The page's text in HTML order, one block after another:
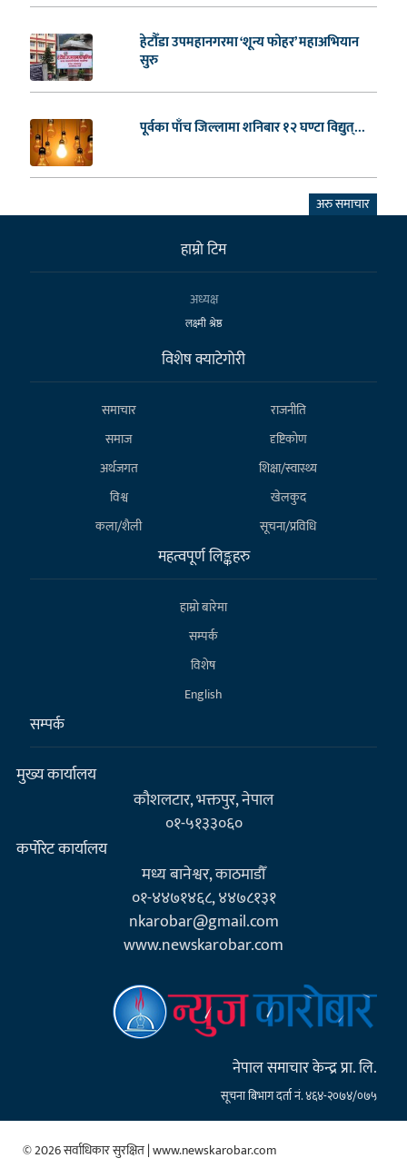
हेटौँडा उपमहानगरमा ‘शून्य फोहर’ महाअभियान
सुरु
पूर्वका पाँच जिल्लामा शनिबार १२ घण्टा विद्युत्...
अरु समाचार
हाम्राे टिम
अध्यक्ष
लक्ष्मी श्रेष्ठ
विशेष क्याटेगाेरी
समाचार
राजनीति
समाज
दृष्टिकोण
अर्थजगत
शिक्षा/स्वास्थ्य
विश्व
खेलकुद
कला/शैली
सूचना/प्रविधि
महत्वपूर्ण लिङ्कहरु
हाम्राे बारेमा
सम्पर्क
विशेष
English
सम्पर्क
मुख्य कार्यालय
कौशलटार, भक्तपुर, नेपाल
०१-५१३३०६०
कर्पाेरेट कार्यालय
मध्य बानेश्वर, काठमाडौँ
०१-४४७१४६८, ४४७८१३१
nkarobar@gmail.com
www.newskarobar.com
नेपाल समाचार केन्द्र प्रा. लि.
सूचना बिभाग दर्ता नं. ४६४-२०७४/०७५
© 2026 सर्वाधिकार सुरक्षित | www.newskarobar.com